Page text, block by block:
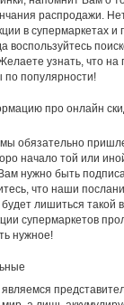
распродажи.
в супермаркетах и
воспользуйтесь
узнать, что на
по популярности!
про онлайн
мы обязательно
начало той или
нужно быть
что наши
лишиться такой
супермаркетов
нужное!